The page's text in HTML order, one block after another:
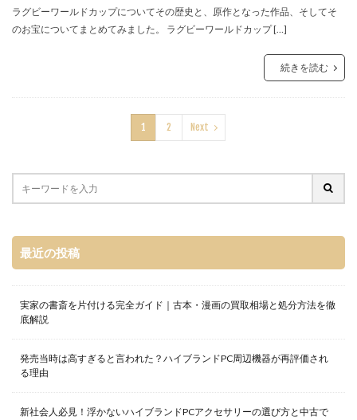
ラグビーワールドカップについてその歴史と、原作となった作品、そしてそ
のお宝についてまとめてみました。 ラグビーワールドカップ […]
続きを読む
1 2 Next
最近の投稿
実家の書斎を片付ける完全ガイド｜古本・漫画の買取相場と処分方法を徹
底解説
発売当時は高すぎると言われた？ハイブランドPC周辺機器が再評価され
る理由
新社会人必見！浮かないハイブランドPCアクセサリーの選び方と中古で